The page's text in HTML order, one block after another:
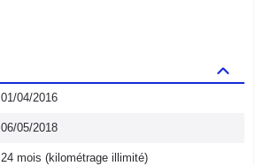
01/04/2016
06/05/2018
24 mois (kilométrage illimité)